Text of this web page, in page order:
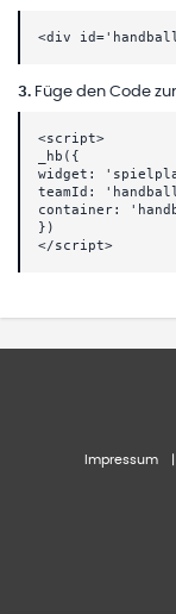
<div
3. Füge den Code
<script>
_hb({
widget:
teamId:
container:
})
</script>
Impressum